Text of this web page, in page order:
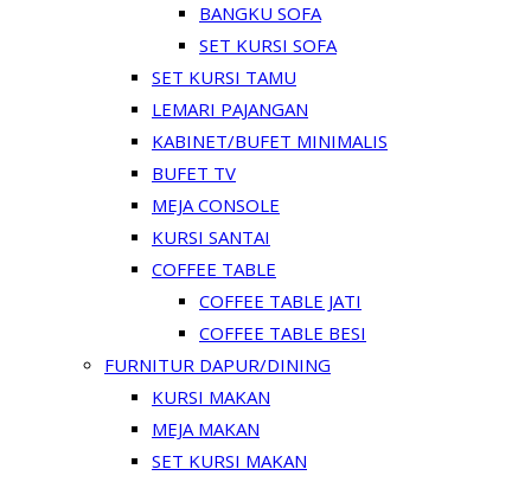
BANGKU SOFA
SET KURSI SOFA
SET KURSI TAMU
LEMARI PAJANGAN
KABINET/BUFET MINIMALIS
BUFET TV
MEJA CONSOLE
KURSI SANTAI
COFFEE TABLE
COFFEE TABLE JATI
COFFEE TABLE BESI
FURNITUR DAPUR/DINING
KURSI MAKAN
MEJA MAKAN
SET KURSI MAKAN